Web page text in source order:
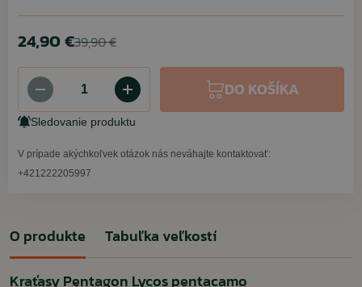
24,90 €39,90 €
DO KOŠÍKA
Sledovanie produktu
V prípade akýchkoľvek otázok nás neváhajte kontaktovať:
+421222205997
O produkte Tabuľka veľkostí
Kraťasy Pentagon Lycos pentacamo